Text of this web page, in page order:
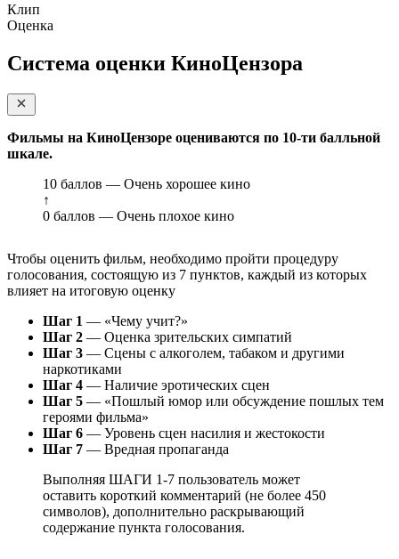
Клип
Оценка
Система оценки КиноЦензора
Фильмы на КиноЦензоре оцениваются по 10-ти балльной
шкале.
10 баллов — Очень хорошее кино
↑
0 баллов — Очень плохое кино
Чтобы оценить фильм, необходимо пройти процедуру
голосования, состоящую из 7 пунктов, каждый из которых
влияет на итоговую оценку
Шаг 1 — «Чему учит?»
Шаг 2 — Оценка зрительских симпатий
Шаг 3 — Сцены с алкоголем, табаком и другими
наркотиками
Шаг 4 — Наличие эротических сцен
Шаг 5 — «Пошлый юмор или обсуждение пошлых тем
героями фильма»
Шаг 6 — Уровень сцен насилия и жестокости
Шаг 7 — Вредная пропаганда
Выполняя ШАГИ 1-7 пользователь может
оставить короткий комментарий (не более 450
символов), дополнительно раскрывающий
содержание пункта голосования.